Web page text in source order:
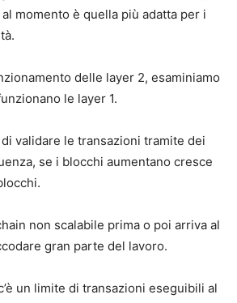
momento è quella più adatta per i
delle layer 2, esaminiamo
le layer 1.
validare le transazioni tramite dei
se i blocchi aumentano cresce
non scalabile prima o poi arriva al
gran parte del lavoro.
un limite di transazioni eseguibili al